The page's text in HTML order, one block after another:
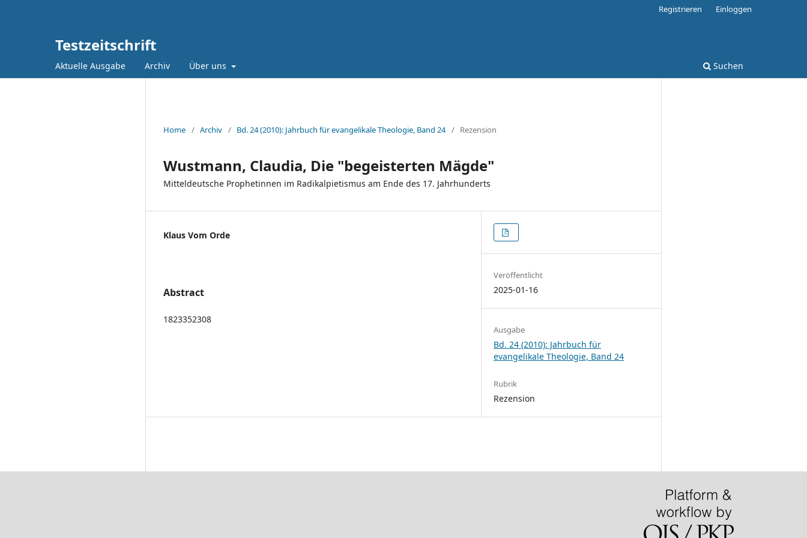
Testzeitschrift
Aktuelle Ausgabe Archiv Über uns Suchen
Registrieren Einloggen
Home / Archiv / Bd. 24 (2010): Jahrbuch für evangelikale Theologie, Band 24 / Rezension
Wustmann, Claudia, Die "begeisterten Mägde"
Mitteldeutsche Prophetinnen im Radikalpietismus am Ende des 17. Jahrhunderts
Klaus Vom Orde
Abstract
1823352308
Veröffentlicht
2025-01-16
Ausgabe
Bd. 24 (2010): Jahrbuch für
evangelikale Theologie, Band 24
Rubrik
Rezension